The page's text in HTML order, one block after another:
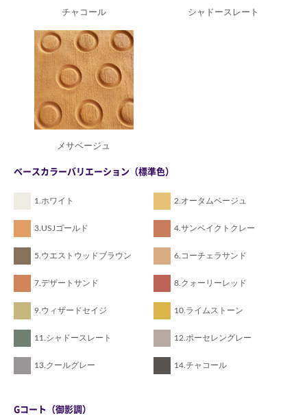
チャコール シャドースレート
メサベージュ
ベースカラーバリエーション（標準色）
1.ホワイト 2.オータムベージュ
3.USJゴールド 4.サンベイクトクレー
5.ウエストウッドブラウン 6.コーチェラサンド
7.デザートサンド 8.クォーリーレッド
9.ウィザードセイジ 10.ライムストーン
11.シャドースレート 12.ポーセレングレー
13.クールグレー 14.チャコール
Gコート（御影調）